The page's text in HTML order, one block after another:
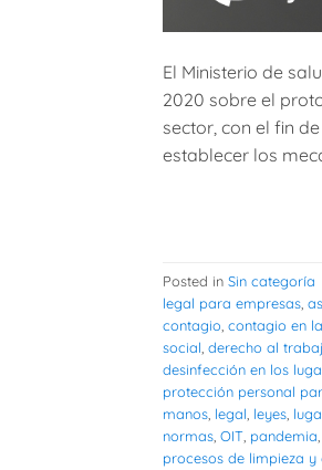
El Ministerio de
2020 sobre el
sector, con el fin
establecer los
Posted in Sin categoría
legal para empresas,
contagio, contagio en
social, derecho al
desinfección en los
protección personal
manos, legal, leyes,
normas, OIT, pandemia,
procesos de limpieza